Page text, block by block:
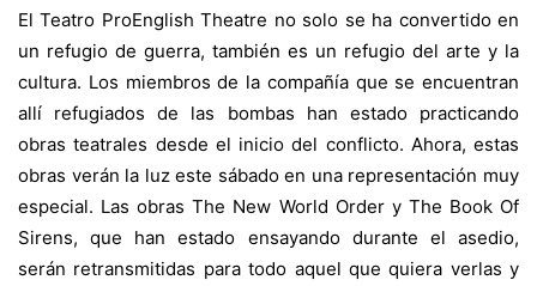
El Teatro ProEnglish Theatre no solo se ha convertido en
un refugio de guerra, también es un refugio del arte y la
cultura. Los miembros de la compañía que se encuentran
allí refugiados de las bombas han estado practicando
obras teatrales desde el inicio del conflicto. Ahora, estas
obras verán la luz este sábado en una representación muy
especial. Las obrasThe New World Order y The Book Of
Sirens, que han estado ensayando durante el asedio,
serán retransmitidas para todo aquel que quiera verlas y